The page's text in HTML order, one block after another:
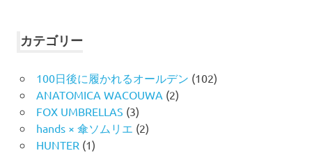
カテゴリー
100日後に履かれるオールデン (102)
ANATOMICA WACOUWA (2)
FOX UMBRELLAS (3)
hands × 傘ソムリエ (2)
HUNTER (1)